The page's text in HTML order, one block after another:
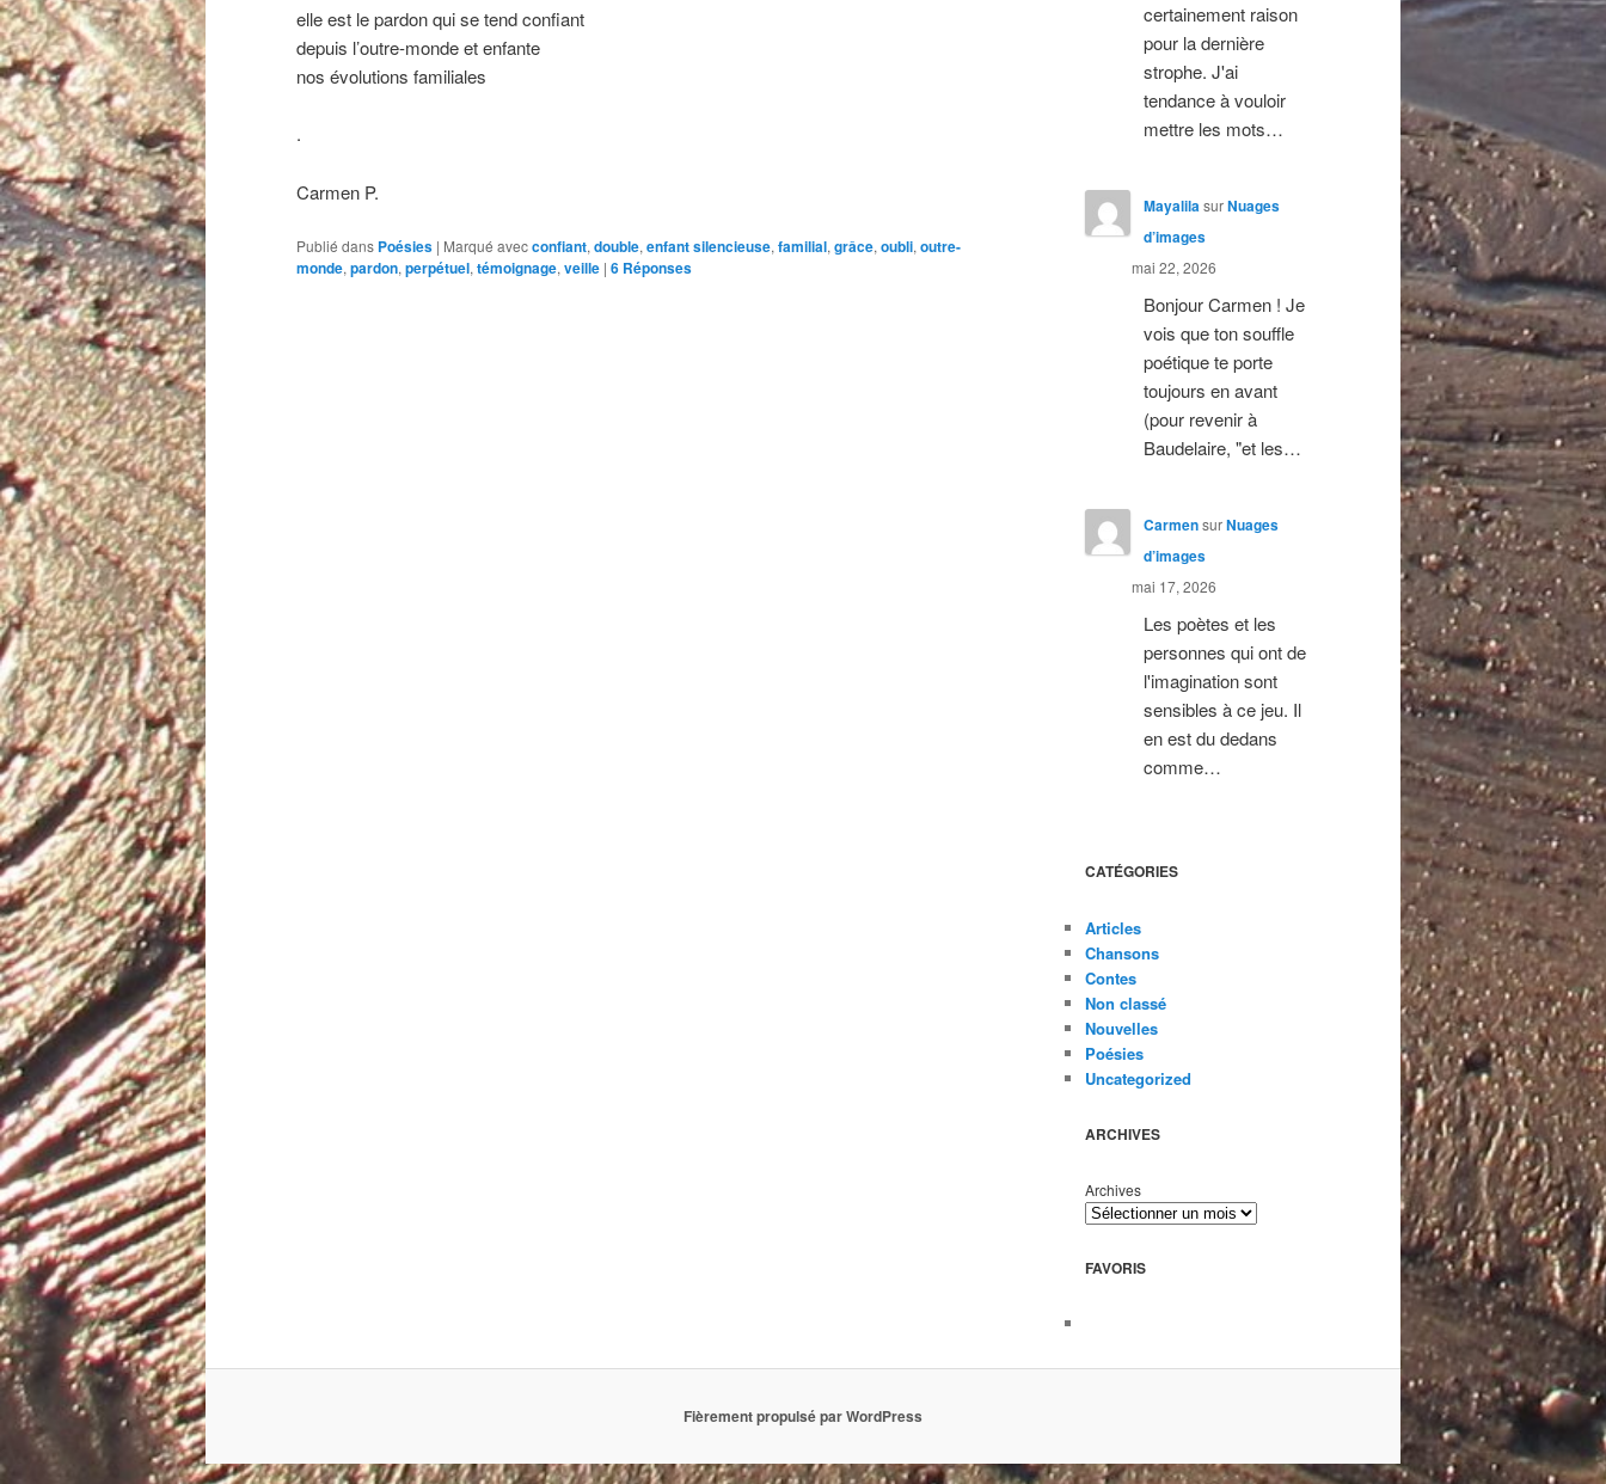
elle est le pardon qui se tend confiant
depuis l’outre-monde et enfante
nos évolutions familiales
.
Carmen P.
Publié dans Poésies | Marqué avecconfiant, double, enfant silencieuse, familial, grâce, oubli, outre-
monde, pardon, perpétuel, témoignage, veille | 6 Réponses
certainement raison
pour la dernière
strophe. J'ai
tendance à vouloir
mettre les mots…
MayalilasurNuages
d’images
mai 22, 2026
Bonjour Carmen ! Je
vois que ton souffle
poétique te porte
toujours en avant
(pour revenir à
Baudelaire, "et les…
CarmensurNuages
d’images
mai 17, 2026
Les poètes et les
personnes qui ont de
l'imagination sont
sensibles à ce jeu. Il
en est du dedans
comme…
CATÉGORIES
Articles
Chansons
Contes
Non classé
Nouvelles
Poésies
Uncategorized
ARCHIVES
Archives
FAVORIS
Fièrement propulsé par WordPress